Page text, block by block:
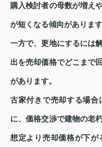
購入検討者の母数が増え
が短くなる傾向があります
一方で、更地にするには
出を売却価格でどこまで
があります。
古家付きで売却する場合
に、価格交渉で建物の老
想定より売却価格が下